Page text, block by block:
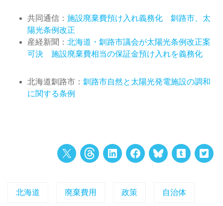
共同通信： 施設廃棄費預け入れ義務化 釧路市、太
陽光条例改正
産経新聞： 北海道・釧路市議会が太陽光条例改正案
可決 施設廃棄費相当の保証金預け入れを義務化
北海道釧路市： 釧路市自然と太陽光発電施設の調和
に関する条例
北海道 廃棄費用 政策 自治体